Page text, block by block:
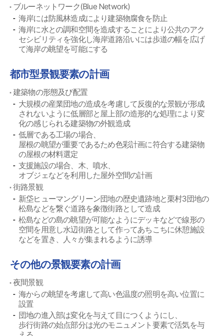
ブルーネットワーク(Blue Network)
海岸には防風林造成により建築物腐食を防止
海岸に水との調和空間を造成することにより公共のアク
セシビリティを強化し海岸道路沿いには歩道の幅を広げ
て海岸の眺望を可能にする
都市型景観要素の計画
建築物の形態及び配置
大規模の産業団地の造成を考慮して反復的な景観が形成
されないように低層部と屋上部の造形的な処理により変
化の感じられる建築物の外観造成
低層である工場の場合、
屋根の眺望が重要であるため色彩計画に符合する建築物
の屋根の材料選定
支援施設の場合、木、噴水、
オブジェなどを利用した屋外空間の計画
街路景観
新垈ヒューマングリーン団地の歴史遺跡地と栗村3団地の
松島などを繋ぐ道路を象徴街路として造成
松島などの島の眺望が可能なようにデッキなどで線形の
空間を用意し水辺街路として作ってあちこちに休憩施設
などを置き、人々が集まれるように誘導
その他の景観要素の計画
夜間景観
海からの眺望を考慮して高い色温度の照明を高い位置に
設置
団地の進入部は変化を与えて目につくようにし、
歩行街路の始点部分は光のモニュメント要素で活気を与